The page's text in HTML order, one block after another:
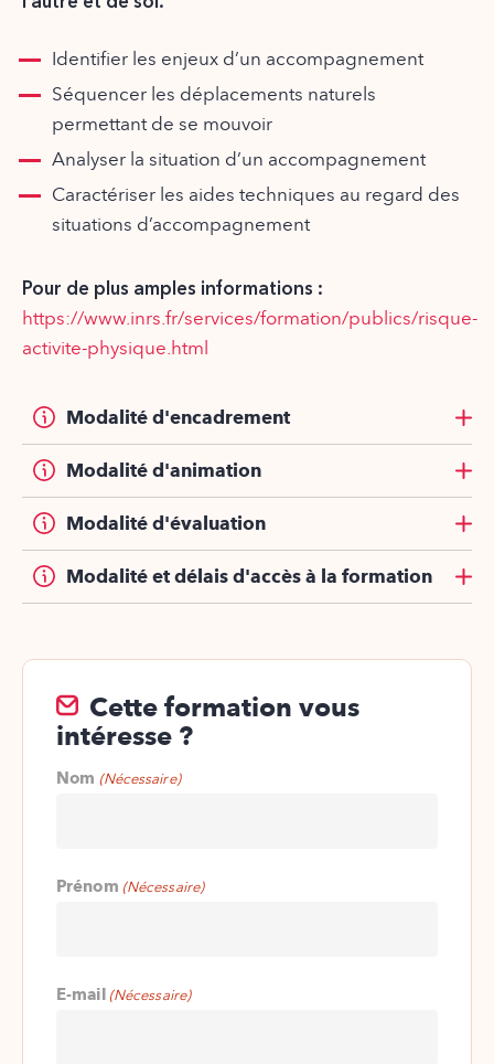
Identifier les enjeux d’un accompagnement
Séquencer les déplacements naturels
permettant de se mouvoir
Analyser la situation d’un accompagnement
Caractériser les aides techniques au regard des
situations d’accompagnement
Pour de plus amples informations :
https://www.inrs.fr/services/formation/publics/risque-
activite-physique.html
Modalité d'encadrement
Modalité d'animation
Modalité d'évaluation
Modalité et délais d'accès à la formation
Cette formation vous
intéresse ?
Nom (Nécessaire)
Prénom (Nécessaire)
E-mail (Nécessaire)